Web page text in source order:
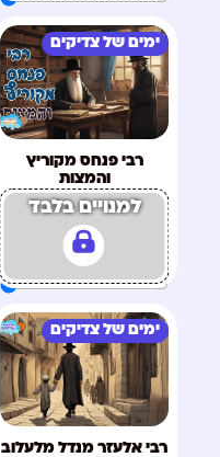
ימים של צדיקים
רבי פנחס מקוריץ
והמצות
למנויים בלבד
ימים של צדיקים
רבי אלעזר מנדל מלעלוב